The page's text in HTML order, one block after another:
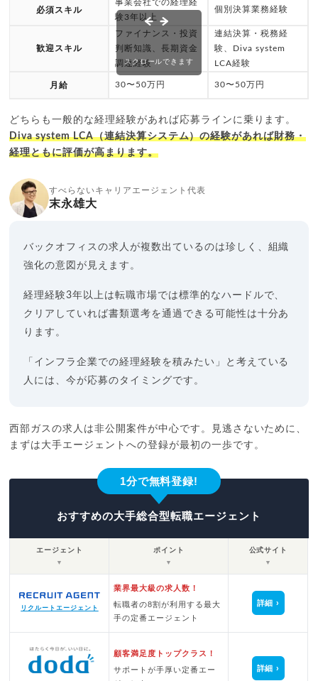
必須スキル
事業会社での経理経
験3年以上
個別決算業務経験
歓迎スキル
ファイナンス・投資
判断知識、長期資金
調達経験
連結決算・税務経
験、Diva system
LCA経験
月給 30〜50万円 30〜50万円
スクロールできます
どちらも一般的な経理経験があれば応募ラインに乗ります。
Diva system LCA（連結決算システム）の経験があれば財務・
経理ともに評価が高まります。
すべらないキャリアエージェント代表
末永雄大
バックオフィスの求人が複数出ているのは珍しく、組織
強化の意図が見えます。
経理経験3年以上は転職市場では標準的なハードルで、
クリアしていれば書類選考を通過できる可能性は十分あ
ります。
「インフラ企業での経理経験を積みたい」と考えている
人には、今が応募のタイミングです。
西部ガスの求人は非公開案件が中心です。見逃さないために、
まずは大手エージェントへの登録が最初の一歩です。
1分で無料登録!
おすすめの大手総合型転職エージェント
エージェント
▼
ポイント
▼
公式サイト
▼
リクルートエージェント
業界最大級の求人数！
転職者の8割が利用する最大
手の定番エージェント
詳細
顧客満足度トップクラス！
サポートが手厚い定番エー
詳細